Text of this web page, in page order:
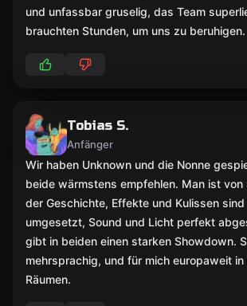
und unfassbar gruselig, das Team
brauchten Stunden, um uns zu beruhigen.
Tobias S.
Anfänger
Wir haben Unknown und die Nonne
beide wärmstens empfehlen. Man ist von
der Geschichte, Effekte und Kulissen
umgesetzt, Sound und Licht perfekt
gibt in beiden einen starken Showdown.
mehrsprachig, und für mich europaweit
Räumen.